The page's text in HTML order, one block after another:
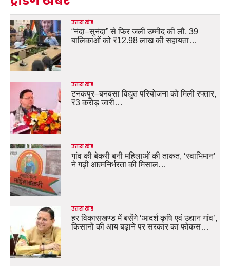
उत्तराखंड
“नंदा–सुनंदा” से फिर जली उम्मीद की लौ, 39
बालिकाओं को ₹12.98 लाख की सहायता…
उत्तराखंड
टनकपुर–बनबसा विद्युत परियोजना को मिली रफ्तार,
₹3 करोड़ जारी…
उत्तराखंड
गांव की बेकरी बनी महिलाओं की ताकत, ‘स्वाभिमान’
ने गढ़ी आत्मनिर्भरता की मिसाल…
उत्तराखंड
हर विकासखण्ड में बसेंगे ‘आदर्श कृषि एवं उद्यान गांव’,
किसानों की आय बढ़ाने पर सरकार का फोकस…